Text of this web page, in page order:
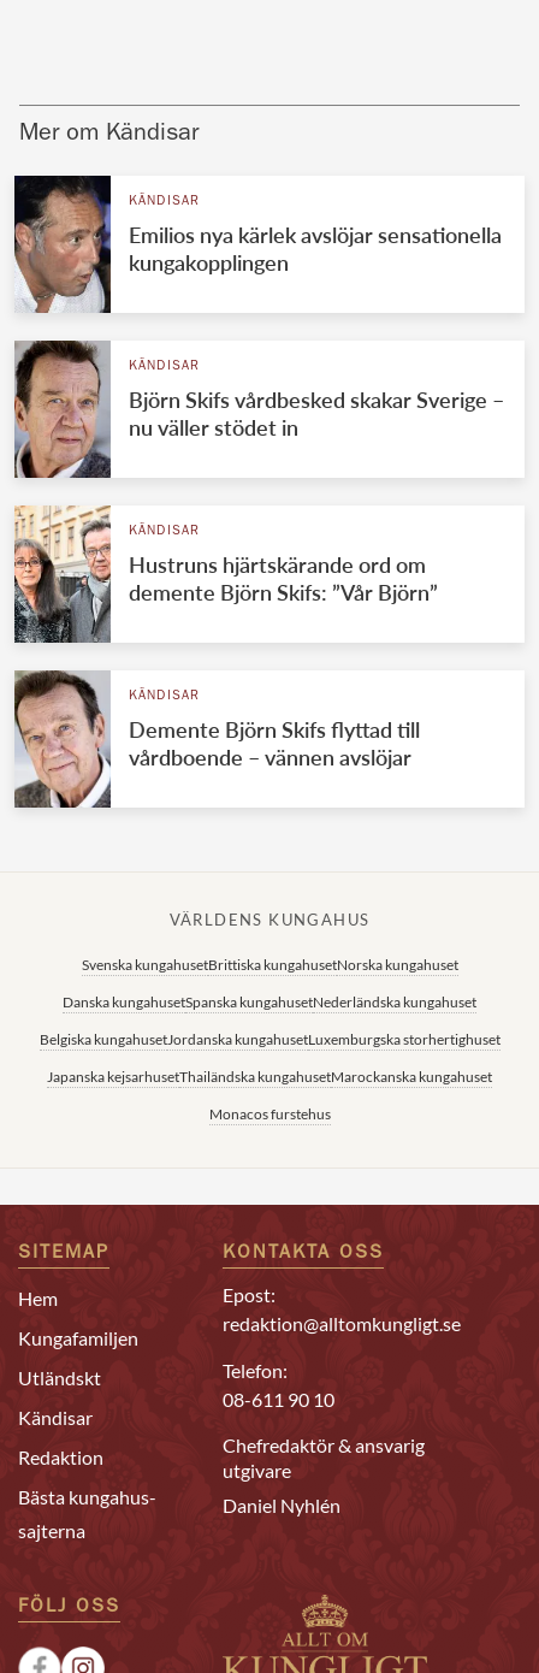
Mer om Kändisar
KÄNDISAR
Emilios nya kärlek avslöjar sensationella
kungakopplingen
KÄNDISAR
Björn Skifs vårdbesked skakar Sverige –
nu väller stödet in
KÄNDISAR
Hustruns hjärtskärande ord om
demente Björn Skifs: ”Vår Björn”
KÄNDISAR
Demente Björn Skifs flyttad till
vårdboende – vännen avslöjar
VÄRLDENS KUNGAHUS
Svenska kungahusetBrittiska kungahusetNorska kungahuset
Danska kungahusetSpanska kungahusetNederländska kungahuset
Belgiska kungahusetJordanska kungahusetLuxemburgska storhertighuset
Japanska kejsarhusetThailändska kungahusetMarockanska kungahuset
Monacos furstehus
SITEMAP
Hem
Kungafamiljen
Utländskt
Kändisar
Redaktion
Bästa kungahus-
sajterna
KONTAKTA OSS
Epost:
redaktion@alltomkungligt.se
Telefon:
08-611 90 10
Chefredaktör & ansvarig
utgivare
Daniel Nyhlén
FÖLJ OSS